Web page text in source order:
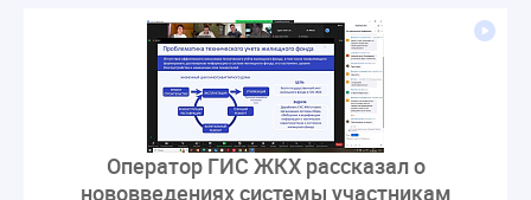
Регулирование Персональные данные ЕГРН
СРО регулирование ГЖИ лицензирование надзор
Сотрудничество
вебинар
выставка ЖКХ
законопроект
запрет на уступку
запрос
инициатива
информационная система ЖКХ
контроль
Оператор ГИС ЖКХ рассказал о
нововведениях системы участникам